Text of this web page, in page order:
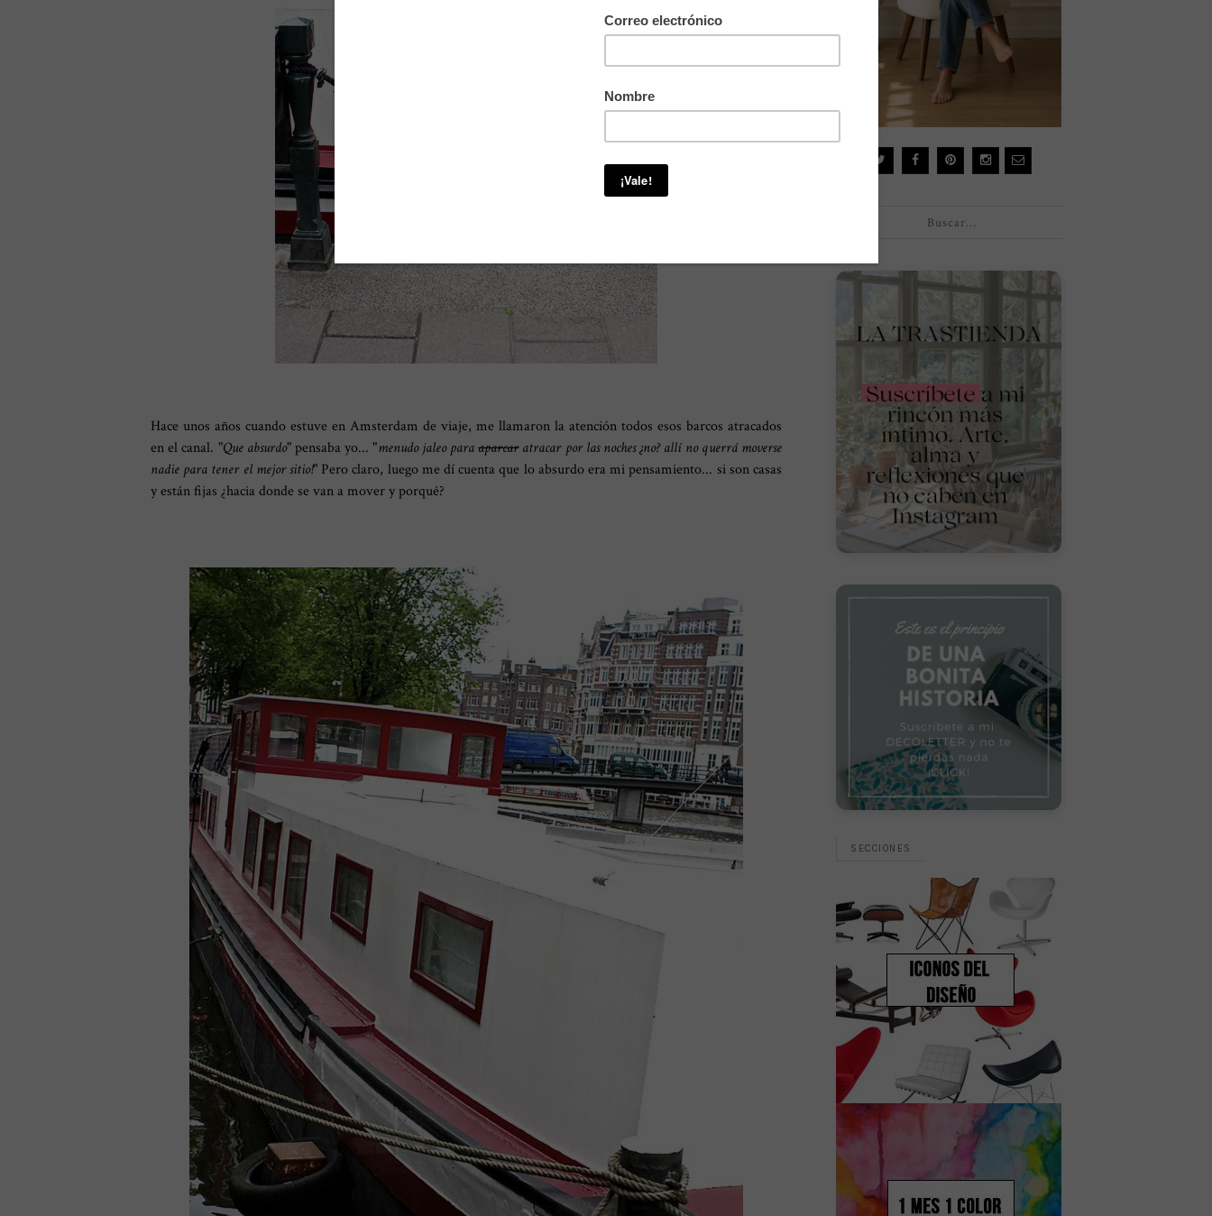
Hace unos años cuando estuve en Amsterdam de viaje, me llamaron la atención todos esos barcos atracados
en el canal. "Que absurdo" pensaba yo... "menudo jaleo paraaparcaratracar por las noches ¿no? allí no querrá moverse
nadie para tener el mejor sitio!" Pero claro, luego me dí cuenta que lo absurdo era mi pensamiento... si son casas
y están fijas ¿hacia donde se van a mover y porqué?
SECCIONES